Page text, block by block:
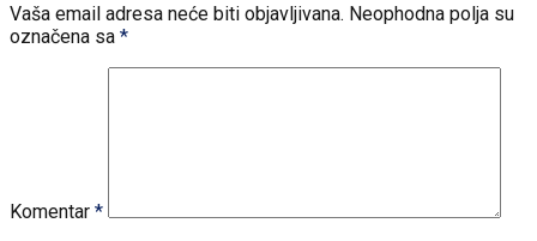
Vaša email adresa neće biti objavljivana. Neophodna polja su
označena sa *
Komentar *